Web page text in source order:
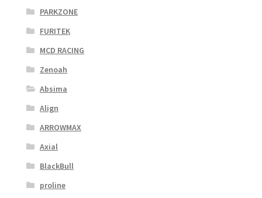
PARKZONE
FURITEK
MCD RACING
Zenoah
Absima
Align
ARROWMAX
Axial
BlackBull
proline